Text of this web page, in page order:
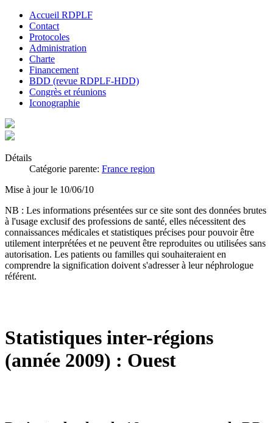
Accueil RDPLF
Contact
Protocoles
Administration
Charte
Financement
BDD (revue RDPLF-HDD)
Congrès et réunions
Iconographie
Détails
Catégorie parente: France region
Mise à jour le 10/06/10
NB : Les informations présentées sur ce site sont des données brutes
à l'usage exclusif des professions de santé, elles nécessitent des
connaissances médicales et statistiques précises pour pouvoir être
utilement interprétées et ne peuvent être reproduites ou utilisées sans
autorisation. Les patients ou familles qui souhaiteraient en
comprendre la signification doivent s'adresser à leur néphrologue
référent.
Statistiques inter-régions
(année 2009) : Ouest